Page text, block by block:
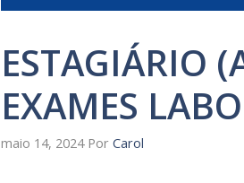
ESTAGIÁRIO
EXAMES
maio 14, 2024 Por Carol